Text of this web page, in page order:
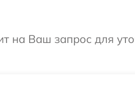
на Ваш запрос для